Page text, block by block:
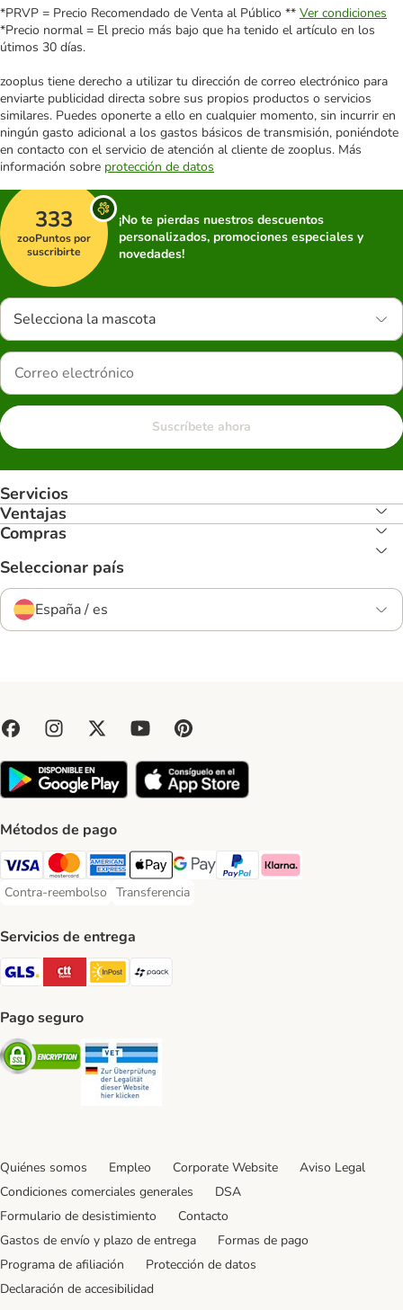
*PRVP = Precio Recomendado de Venta al Público ** Ver condiciones
*Precio normal = El precio más bajo que ha tenido el artículo en los
útimos 30 días.
zooplus tiene derecho a utilizar tu dirección de correo electrónico para
enviarte publicidad directa sobre sus propios productos o servicios
similares. Puedes oponerte a ello en cualquier momento, sin incurrir en
ningún gasto adicional a los gastos básicos de transmisión, poniéndote
en contacto con el servicio de atención al cliente de zooplus. Más
información sobre protección de datos
333
zooPuntos por
suscribirte
¡No te pierdas nuestros descuentos
personalizados, promociones especiales y
novedades!
Selecciona la mascota
Suscríbete ahora
Servicios
Ventajas
Compras
Seleccionar país
España / es
Métodos de pago
Visa Payment Method
Mastercard Payment Method
American Express Payment Method
Apple Pay Payment Method
Google Pay Payment Method
PayPal Payment Method
Klarna Payment Method
Contra-reembolso
Contra-reembolso Payment Method
Transferencia
Transferencia Payment Method
Servicios de entrega
GLS Shipping Method
CTTExpress Shipping Method
InPost Shipping Method
paack Shipping Method
Pago seguro
Security
Quiénes somos Empleo Corporate Website
Aviso Legal
Condiciones comerciales generales
DSA
Formulario de desistimiento
Contacto
Gastos de envío y plazo de entrega
Formas de pago
Programa de afiliación
Protección de datos
Declaración de accesibilidad